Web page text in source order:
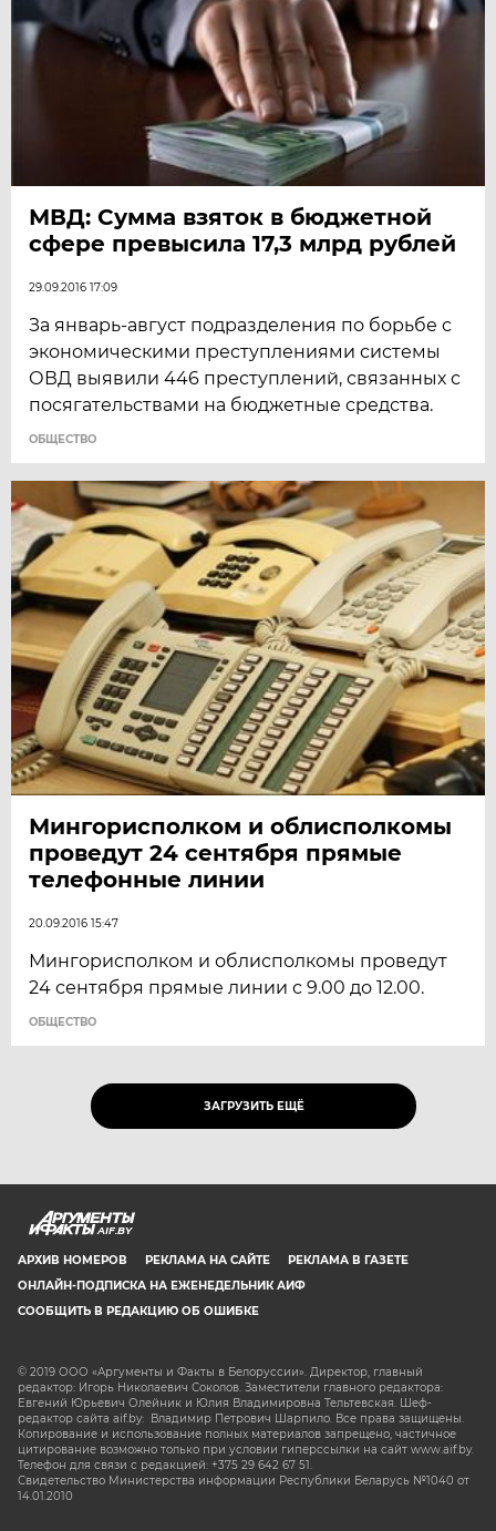
МВД: Сумма взяток в бюджетной
сфере превысила 17,3 млрд рублей
29.09.2016 17:09
За январь-август подразделения по борьбе с
экономическими преступлениями системы
ОВД выявили 446 преступлений, связанных с
посягательствами на бюджетные средства.
ОБЩЕСТВО
Мингорисполком и облисполкомы
проведут 24 сентября прямые
телефонные линии
20.09.2016 15:47
Мингорисполком и облисполкомы проведут
24 сентября прямые линии с 9.00 до 12.00.
ОБЩЕСТВО
ЗАГРУЗИТЬ ЕЩЁ
AIF.BY
АРХИВ НОМЕРОВ РЕКЛАМА НА САЙТЕ
РЕКЛАМА В ГАЗЕТЕ
ОНЛАЙН-ПОДПИСКА НА ЕЖЕНЕДЕЛЬНИК АИФ
СООБЩИТЬ В РЕДАКЦИЮ ОБ ОШИБКЕ
© 2019 ООО «Аргументы и Факты в Белоруссии». Директор, главный
редактор: Игорь Николаевич Соколов. Заместители главного редактора:
Евгений Юрьевич Олейник и Юлия Владимировна Тельтевская. Шеф-
редактор сайта aif.by: Владимир Петрович Шарпило. Все права защищены.
Копирование и использование полных материалов запрещено, частичное
цитирование возможно только при условии гиперссылки на сайт www.aif.by.
Телефон для связи с редакцией: +375 29 642 67 51.
Свидетельство Министерства информации Республики Беларусь №1040 от
14.01.2010